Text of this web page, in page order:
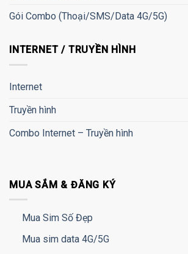
Gói Combo (Thoại/SMS/Data 4G/5G)
INTERNET / TRUYỀN HÌNH
Internet
Truyền hình
Combo Internet – Truyền hình
MUA SẮM & ĐĂNG KÝ
Mua Sim Số Đẹp
Mua sim data 4G/5G